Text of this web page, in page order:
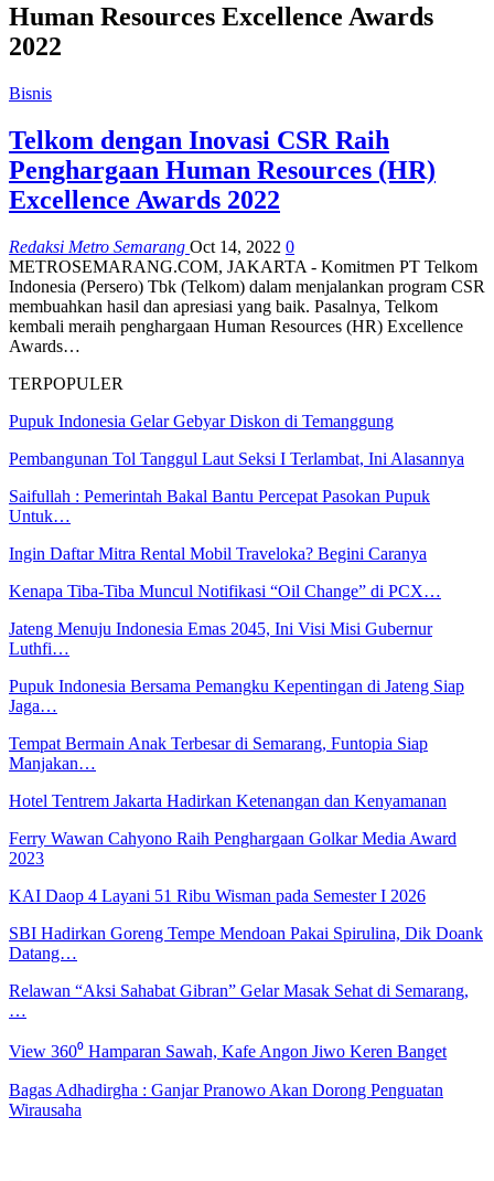
Human Resources Excellence Awards
2022
Bisnis
Telkom dengan Inovasi CSR Raih
Penghargaan Human Resources (HR)
Excellence Awards 2022
Redaksi Metro Semarang Oct 14, 2022 0
METROSEMARANG.COM, JAKARTA - Komitmen PT Telkom
Indonesia (Persero) Tbk (Telkom) dalam menjalankan program CSR
membuahkan hasil dan apresiasi yang baik. Pasalnya, Telkom
kembali meraih penghargaan Human Resources (HR) Excellence
Awards…
TERPOPULER
Pupuk Indonesia Gelar Gebyar Diskon di Temanggung
Pembangunan Tol Tanggul Laut Seksi I Terlambat, Ini Alasannya
Saifullah : Pemerintah Bakal Bantu Percepat Pasokan Pupuk
Untuk…
Ingin Daftar Mitra Rental Mobil Traveloka? Begini Caranya
Kenapa Tiba-Tiba Muncul Notifikasi “Oil Change” di PCX…
Jateng Menuju Indonesia Emas 2045, Ini Visi Misi Gubernur
Luthfi…
Pupuk Indonesia Bersama Pemangku Kepentingan di Jateng Siap
Jaga…
Tempat Bermain Anak Terbesar di Semarang, Funtopia Siap
Manjakan…
Hotel Tentrem Jakarta Hadirkan Ketenangan dan Kenyamanan
Ferry Wawan Cahyono Raih Penghargaan Golkar Media Award
2023
KAI Daop 4 Layani 51 Ribu Wisman pada Semester I 2026
SBI Hadirkan Goreng Tempe Mendoan Pakai Spirulina, Dik Doank
Datang…
Relawan “Aksi Sahabat Gibran” Gelar Masak Sehat di Semarang,
…
View 360⁰ Hamparan Sawah, Kafe Angon Jiwo Keren Banget
Bagas Adhadirgha : Ganjar Pranowo Akan Dorong Penguatan
Wirausaha